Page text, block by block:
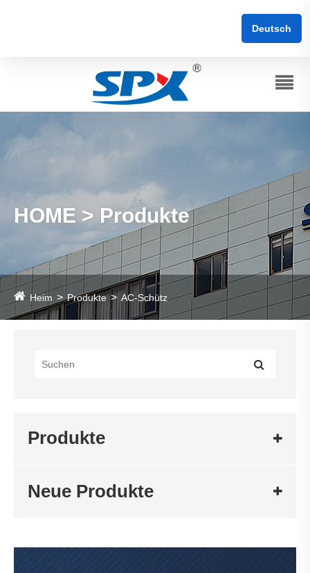
Deutsch
HOME > Produkte
Heim Produkte AC-Schütz
Produkte
Neue Produkte